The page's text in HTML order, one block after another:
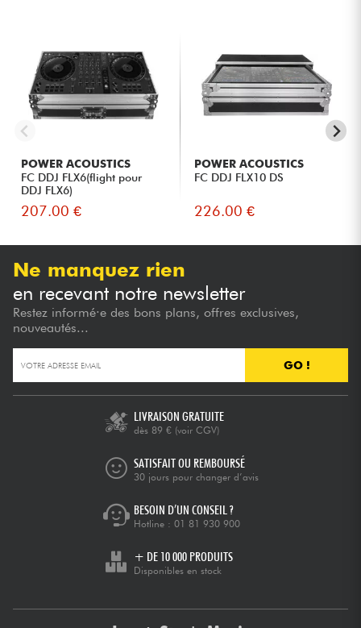
POWER ACOUSTICS
FC DDJ FLX6(flight pour
DDJ FLX6)
207.00 €
POWER ACOUSTICS
FC DDJ FLX10 DS
226.00 €
Ne manquez rien
en recevant notre newsletter
Restez informé·e des bons plans, offres exclusives,
nouveautés...
GO !
LIVRAISON GRATUITE
dès 89 € (voir CGV)
SATISFAIT OU REMBOURSÉ
30 jours pour changer d’avis
BESOIN D’UN CONSEIL ?
Hotline : 01 81 930 900
+ DE 10 000 PRODUITS
Disponibles en stock